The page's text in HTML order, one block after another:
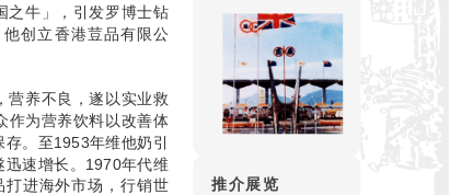
之牛」，引发罗博士钻
创立香港荳品有限公
营养不良，遂以实业救
作为营养饮料以改善体
。至1953年维他奶引
迅速增长。1970年代维
进海外市场，行销世
推介展览